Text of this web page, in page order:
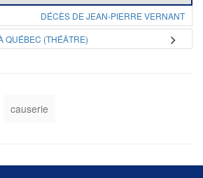
DÉCÈS DE JEAN-PIERRE VERNANT
QUÉBEC (THÉÂTRE)
causerie